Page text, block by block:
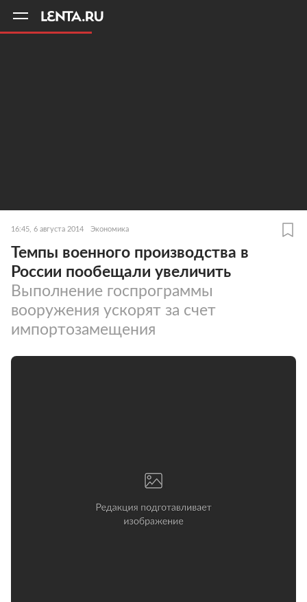
16:45, 6 августа 2014 Экономика
Темпы военного производства в
России пообещали увеличить
Выполнение госпрограммы
вооружения ускорят за счет
импортозамещения